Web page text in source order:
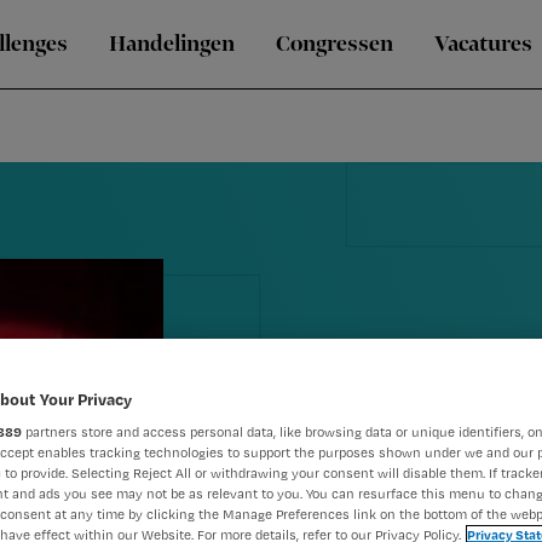
Handelingen Congressen Vacatures
Zingend
Your Privacy
partners store and access personal data, like browsing data or unique identifiers,
enables tracking technologies to support the purposes shown under we and our
to provide. Selecting Reject All or withdrawing your consent will disable them. If
and ads you see may not be as relevant to you. You can resurface this menu to
at any time by clicking the Manage Preferences link on the bottom of the
effect within our Website. For more details, refer to our Privacy Policy. Privacy